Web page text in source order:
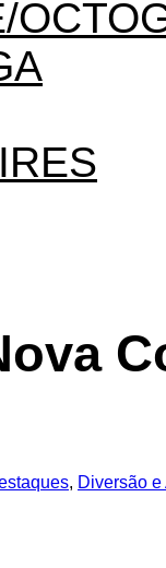
, Diversão e